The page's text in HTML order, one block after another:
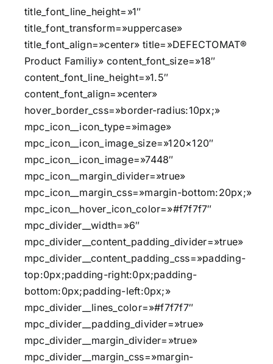
title_font_line_height=»1″
title_font_transform=»uppercase»
title_font_align=»center» title=»DEFECTOMAT®
Product Familiy» content_font_size=»18″
content_font_line_height=»1.5″
content_font_align=»center»
hover_border_css=»border-radius:10px;»
mpc_icon__icon_type=»image»
mpc_icon__icon_image_size=»120×120″
mpc_icon__icon_image=»7448″
mpc_icon__margin_divider=»true»
mpc_icon__margin_css=»margin-bottom:20px;»
mpc_icon__hover_icon_color=»#f7f7f7″
mpc_divider__width=»6″
mpc_divider__content_padding_divider=»true»
mpc_divider__content_padding_css=»padding-
top:0px;padding-right:0px;padding-
bottom:0px;padding-left:0px;»
mpc_divider__lines_color=»#f7f7f7″
mpc_divider__padding_divider=»true»
mpc_divider__margin_divider=»true»
mpc_divider__margin_css=»margin-